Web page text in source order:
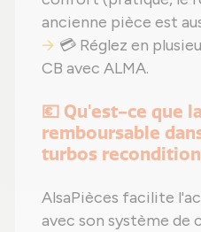
ancienne pièce est
💳 Réglez en
CB avec ALMA.
💶 Qu'est-ce que
remboursable
turbos
AlsaPièces facilite
avec son système de